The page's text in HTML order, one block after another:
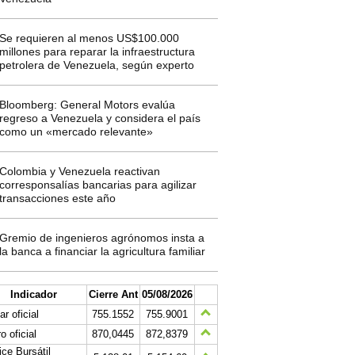
Se requieren al menos US$100.000
millones para reparar la infraestructura
petrolera de Venezuela, según experto
Bloomberg: General Motors evalúa
regreso a Venezuela y considera el país
como un «mercado relevante»
Colombia y Venezuela reactivan
corresponsalías bancarias para agilizar
transacciones este año
Gremio de ingenieros agrónomos insta a
la banca a financiar la agricultura familiar
Indicador Cierre Ant 05/08/2026
oficial
755.1552
755.9001
oficial
870,0445
872,8379
Bursátil